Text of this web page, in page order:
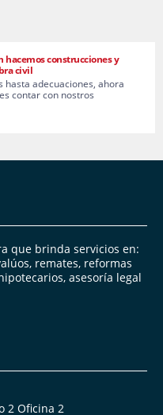
hacemos construcciones y
civil
hasta adecuaciones, ahora
contar con nostros
que brinda servicios en:
remates, reformas
asesoría legal
2 Oficina 2